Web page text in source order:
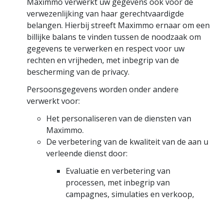
verwezenlijking van haar gerechtvaardigde
belangen. Hierbij streeft Maximmo ernaar om een
billijke balans te vinden tussen de noodzaak om
gegevens te verwerken en respect voor uw
rechten en vrijheden, met inbegrip van de
bescherming van de privacy.
Persoonsgegevens worden onder andere
verwerkt voor:
Het personaliseren van de diensten van
Maximmo.
De verbetering van de kwaliteit van de aan u
verleende dienst door:
Evaluatie en verbetering van
processen, met inbegrip van
campagnes, simulaties en verkoop,